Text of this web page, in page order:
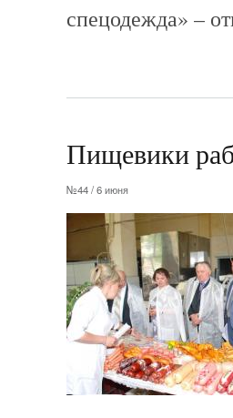
спецодежда» –
Пищевики
№44 / 6 июня